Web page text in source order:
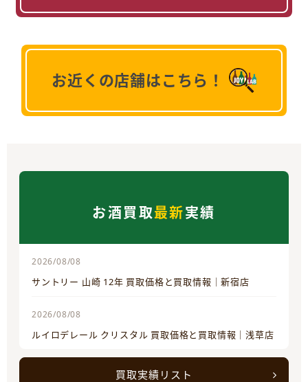
お近くの店舗はこちら！
お酒買取最新実績
2026/08/08
サントリー 山崎 12年 買取価格と買取情報｜新宿店
2026/08/08
ルイロデレール クリスタル 買取価格と買取情報｜浅草店
買取実績リスト